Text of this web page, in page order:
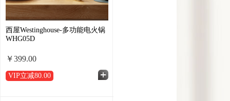
西屋Westinghouse-多功能电火锅
WHG05D
￥399.00
VIP立减80.00